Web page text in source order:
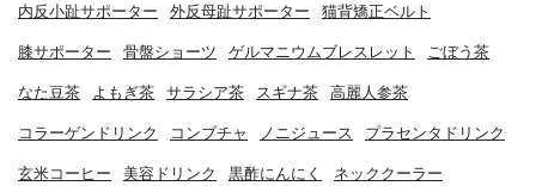
内反小趾サポーター 外反母趾サポーター 猫背矯正ベルト
膝サポーター 骨盤ショーツ ゲルマニウムブレスレット ごぼう茶
なた豆茶 よもぎ茶 サラシア茶 スギナ茶 高麗人参茶
コラーゲンドリンク コンブチャ ノニジュース プラセンタドリンク
玄米コーヒー 美容ドリンク 黒酢にんにく ネッククーラー